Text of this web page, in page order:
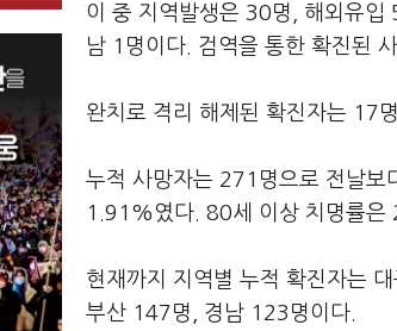
이 중 지역발생은 30명, 해외유
남 1명이다. 검역을 통한 확진된
완치로 격리 해제된 확진자는 17
누적 사망자는 271명으로 전날
1.91%였다. 80세 이상 치명률
현재까지 지역별 누적 확진자는
부산 147명, 경남 123명이다.